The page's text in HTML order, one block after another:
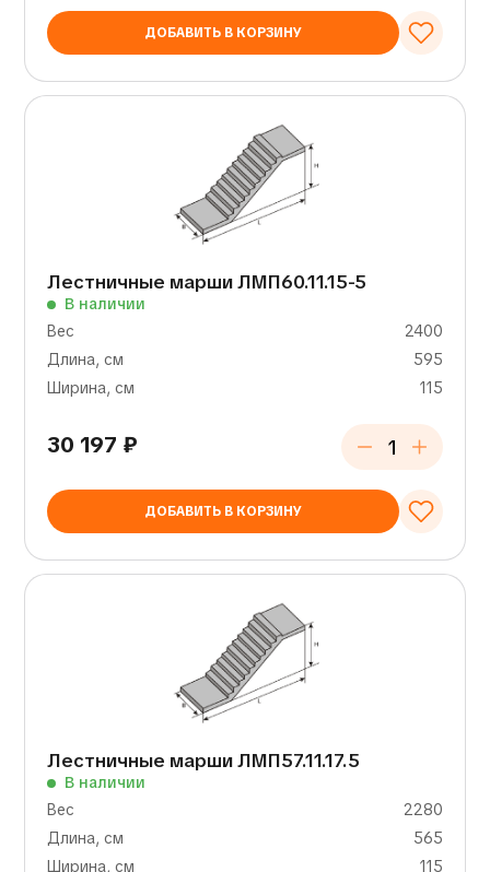
ДОБАВИТЬ В КОРЗИНУ
Лестничные марши ЛМП60.11.15-5
В наличии
Вес
2400
Длина, см
595
Ширина, см
115
30 197 ₽
ДОБАВИТЬ В КОРЗИНУ
Лестничные марши ЛМП57.11.17.5
В наличии
Вес
2280
Длина, см
565
Ширина, см
115